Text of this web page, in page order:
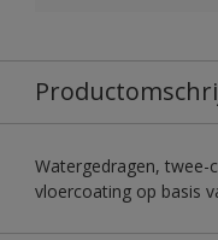
Watergedragen, twee-
vloercoating op basis